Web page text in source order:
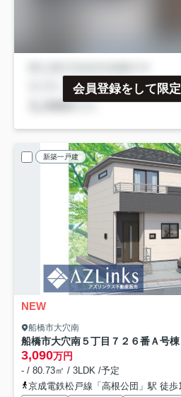
会員登録をして限
新築一戸建
NEW
船橋市大穴南
船橋市大穴南５丁目７２６番Ａ号棟
3,090万円
- / 80.73㎡ / 3LDK /予定
京成電鉄松戸線「高根公団」駅 徒歩